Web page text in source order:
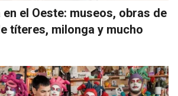
en el Oeste: museos, obras de
títeres, milonga y mucho